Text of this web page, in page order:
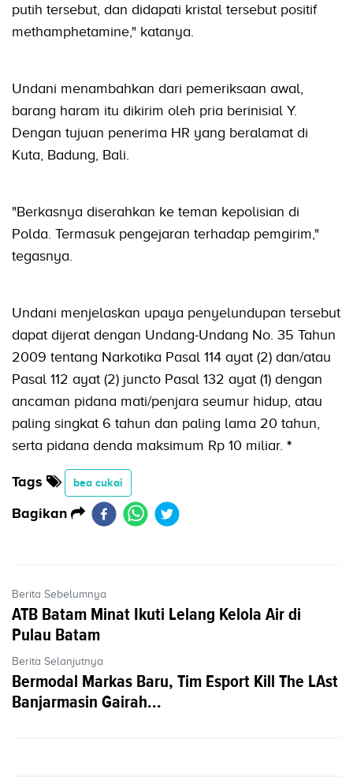
putih tersebut, dan didapati kristal tersebut positif
methamphetamine," katanya.
Undani menambahkan dari pemeriksaan awal,
barang haram itu dikirim oleh pria berinisial Y.
Dengan tujuan penerima HR yang beralamat di
Kuta, Badung, Bali.
"Berkasnya diserahkan ke teman kepolisian di
Polda. Termasuk pengejaran terhadap pemgirim,"
tegasnya.
Undani menjelaskan upaya penyelundupan tersebut
dapat dijerat dengan Undang-Undang No. 35 Tahun
2009 tentang Narkotika Pasal 114 ayat (2) dan/atau
Pasal 112 ayat (2) juncto Pasal 132 ayat (1) dengan
ancaman pidana mati/penjara seumur hidup, atau
paling singkat 6 tahun dan paling lama 20 tahun,
serta pidana denda maksimum Rp 10 miliar. *
Tags bea cukai
Bagikan
Berita Sebelumnya
ATB Batam Minat Ikuti Lelang Kelola Air di
Pulau Batam
Berita Selanjutnya
Bermodal Markas Baru, Tim Esport Kill The LAst
Banjarmasin Gairah...